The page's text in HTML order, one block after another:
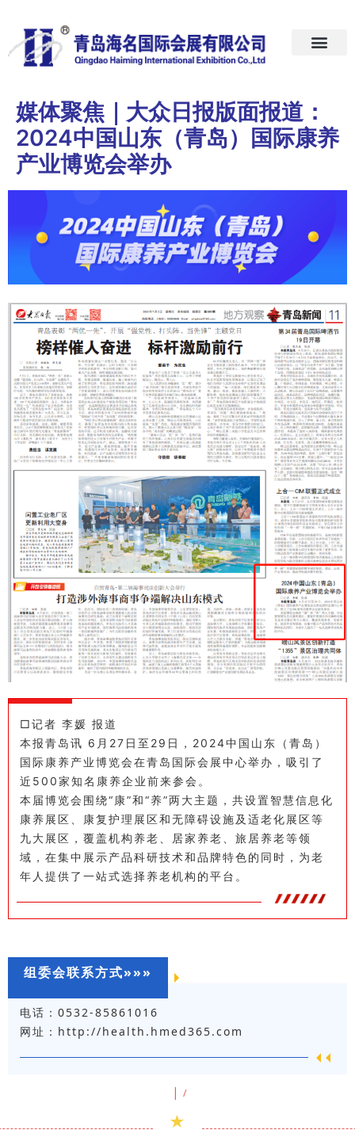
媒体聚焦｜大众日报版面报道：
2024中国山东（青岛）国际康养
产业博览会举办
□记者 李媛 报道
本报青岛讯 6月27日至29日，2024中国山东（青岛）
国际康养产业博览会在青岛国际会展中心举办，吸引了
近500家知名康养企业前来参会。
本届博览会围绕“康”和“养”两大主题，共设置智慧信息化
康养展区、康复护理展区和无障碍设施及适老化展区等
九大展区，覆盖机构养老、居家养老、旅居养老等领
域，在集中展示产品科研技术和品牌特色的同时，为老
年人提供了一站式选择养老机构的平台。
组委会联系方式»»»
电话：0532-85861016
网址：http://health.hmed365.com
|/
★